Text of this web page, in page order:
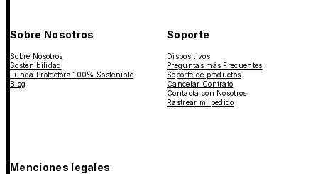
Sobre Nosotros
Sobre Nosotros
Sostenibilidad
Funda Protectora 100% Sostenible
Blog
Soporte
Dispositivos
Preguntas más Frecuentes
Soporte de productos
Cancelar Contrato
Contacta con Nosotros
Rastrear mi pedido
Menciones legales